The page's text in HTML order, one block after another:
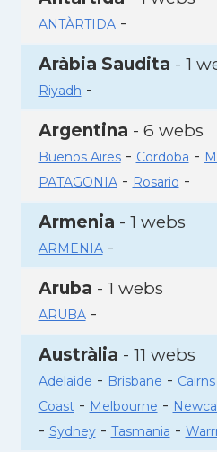
ANTÀRTIDA-
Aràbia Saudita - 1
Riyadh -
Argentina - 6 webs
Buenos Aires- Cordoba -
PATAGONIA- Rosario -
Armenia - 1 webs
ARMENIA-
Aruba - 1 webs
ARUBA-
Austràlia - 11 webs
Adelaide - Brisbane - Cairns
Coast- Melbourne -
- Sydney- Tasmania -